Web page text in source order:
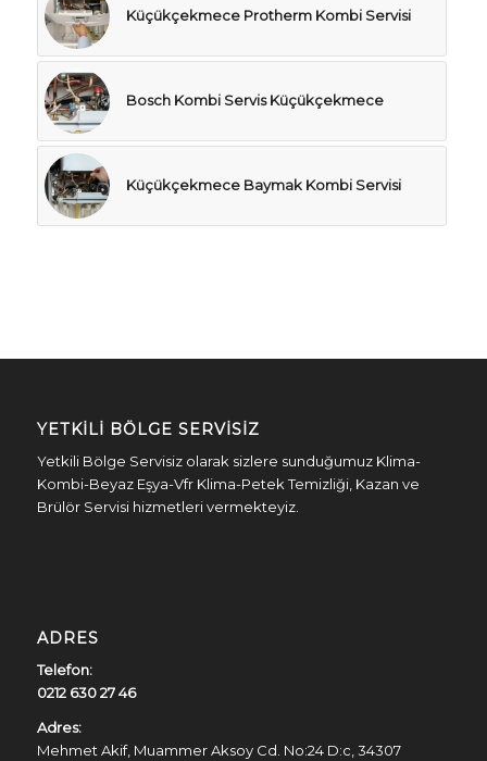
Küçükçekmece Protherm Kombi Servisi
Bosch Kombi Servis Küçükçekmece
Küçükçekmece Baymak Kombi Servisi
YETKILI BÖLGE SERVISIZ
Yetkili Bölge Servisiz olarak sizlere sunduğumuz Klima-
Kombi-Beyaz Eşya-Vfr Klima-Petek Temizliği, Kazan ve
Brülör Servisi hizmetleri vermekteyiz.
ADRES
Telefon:
0212 630 27 46
Adres:
Mehmet Akif, Muammer Aksoy Cd. No:24 D:c, 34307